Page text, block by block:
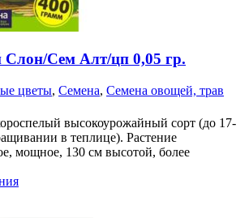
Слон/Сем Алт/цп 0,05 гр.
цветы, Семена, Семена овощей, трав
высокоурожайный сорт (до 17-
в теплице). Растение
мощное, 130 см высотой, более